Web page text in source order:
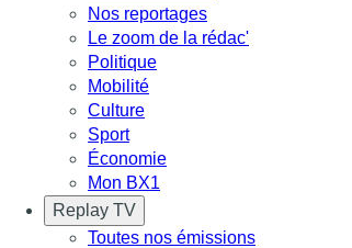
Nos reportages
Le zoom de la rédac'
Politique
Mobilité
Culture
Sport
Économie
Mon BX1
Replay TV
Toutes nos émissions